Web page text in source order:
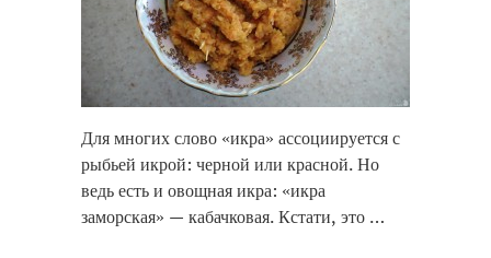
Для многих слово «икра» ассоциируется с
рыбьей икрой: черной или красной. Но
ведь есть и овощная икра: «икра
заморская» — кабачковая. Кстати, это …